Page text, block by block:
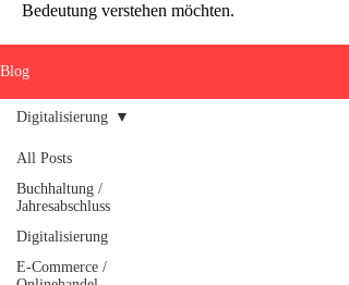
Bedeutung verstehen möchten.
Blog
All Posts
Buchhaltung /
Jahresabschluss
Digitalisierung
E-Commerce /
Digitalisierung